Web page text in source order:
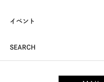
イベント
SEARCH